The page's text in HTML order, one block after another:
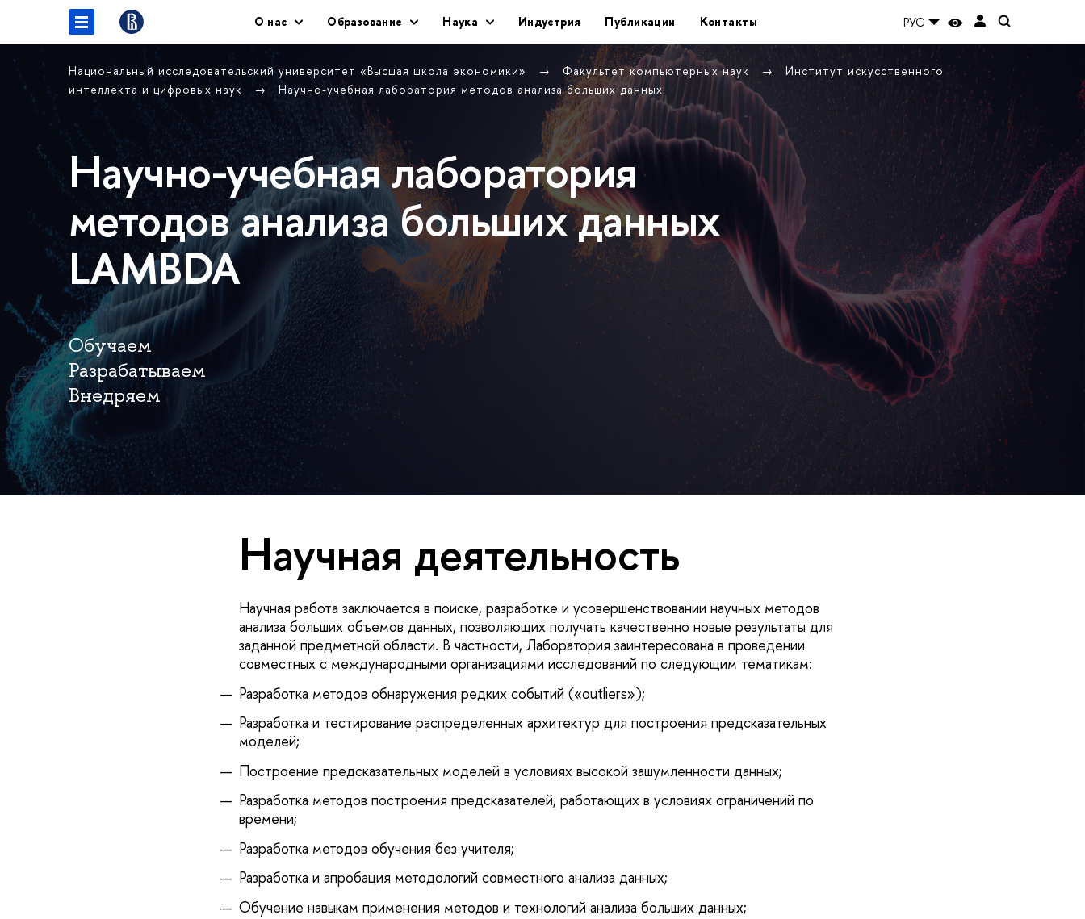
О нас Образование Наука Индустрия Публикации Контакты РУС
Национальный исследовательский университет «Высшая школа экономики» Факультет компьютерных наук
Институт искусственного
интеллекта и цифровых наук
Научно-учебная лаборатория методов анализа больших данных
Научно-учебная лаборатория
методов анализа больших данных
LAMBDA
Обучаем
Разрабатываем
Внедряем
Научная деятельность
Научная работа заключается в поиске, разработке и усовершенствовании научных методов
анализа больших объемов данных, позволяющих получать качественно новые результаты для
заданной предметной области. В частности, Лаборатория заинтересована в проведении
совместных с международными организациями исследований по следующим тематикам:
Разработка методов обнаружения редких событий («outliers»);
Разработка и тестирование распределенных архитектур для построения предсказательных
моделей;
Построение предсказательных моделей в условиях высокой зашумленности данных;
Разработка методов построения предсказателей, работающих в условиях ограничений по
времени;
Разработка методов обучения без учителя;
Разработка и апробация методологий совместного анализа данных;
Обучение навыкам применения методов и технологий анализа больших данных;